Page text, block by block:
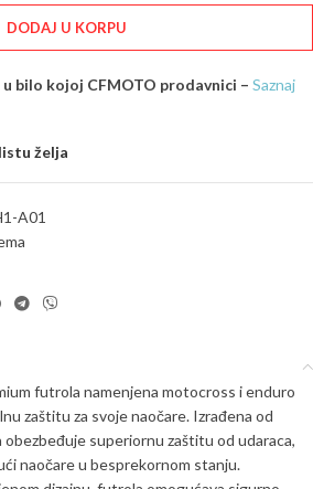
DODAJ U KORPU
bilo kojoj CFMOTO prodavnici – Saznaj
želja
A01
futrola namenjena motocross i enduro
zaštitu za svoje naočare. Izrađena od
superiornu zaštitu od udaraca,
naočare u besprekornom stanju.